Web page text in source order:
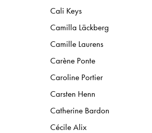
Cali Keys
Camilla Läckberg
Camille Laurens
Carène Ponte
Caroline Portier
Carsten Henn
Catherine Bardon
Cécile Alix